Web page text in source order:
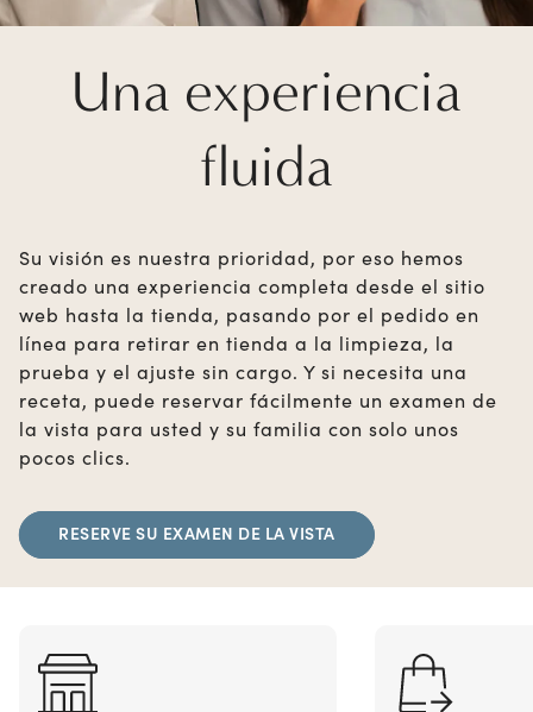
Una experiencia
fluida
Su visión es nuestra prioridad, por eso hemos
creado una experiencia completa desde el sitio
web hasta la tienda, pasando por el pedido en
línea para retirar en tienda a la limpieza, la
prueba y el ajuste sin cargo. Y si necesita una
receta, puede reservar fácilmente un examen de
la vista para usted y su familia con solo unos
pocos clics.
RESERVE SU EXAMEN DE LA VISTA